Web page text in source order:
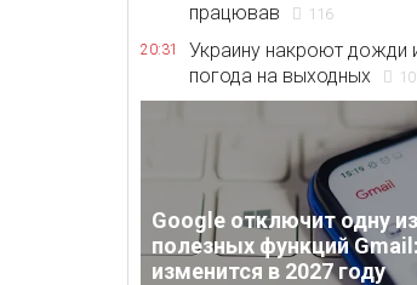
працював
116
20:31
Украину накроют дожди
погода на выходных
Google отключит одну
полезных функций
изменится в 2027 году